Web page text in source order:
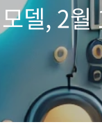
델, 2월